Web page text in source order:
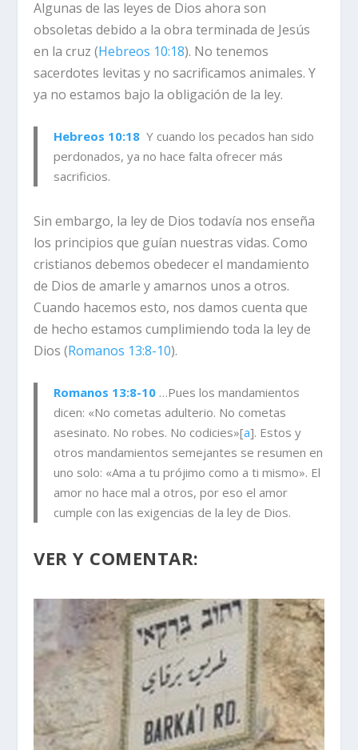
Algunas de las leyes de Dios ahora son
obsoletas debido a la obra terminada de Jesús
en la cruz (Hebreos 10:18). No tenemos
sacerdotes levitas y no sacrificamos animales. Y
ya no estamos bajo la obligación de la ley.
Hebreos 10:18 Y cuando los pecados han sido
perdonados, ya no hace falta ofrecer más
sacrificios.
Sin embargo, la ley de Dios todavía nos enseña
los principios que guían nuestras vidas. Como
cristianos debemos obedecer el mandamiento
de Dios de amarle y amarnos unos a otros.
Cuando hacemos esto, nos damos cuenta que
de hecho estamos cumplimiendo toda la ley de
Dios (Romanos 13:8-10).
Romanos 13:8-10 …Pues los mandamientos
dicen: «No cometas adulterio. No cometas
asesinato. No robes. No codicies»[a]. Estos y
otros mandamientos semejantes se resumen en
uno solo: «Ama a tu prójimo como a ti mismo». El
amor no hace mal a otros, por eso el amor
cumple con las exigencias de la ley de Dios.
VER Y COMENTAR: